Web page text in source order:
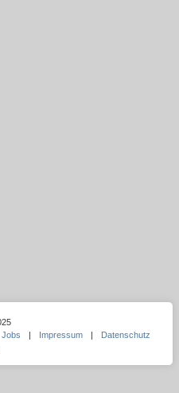
Jobs | Impressum |
Datenschutz